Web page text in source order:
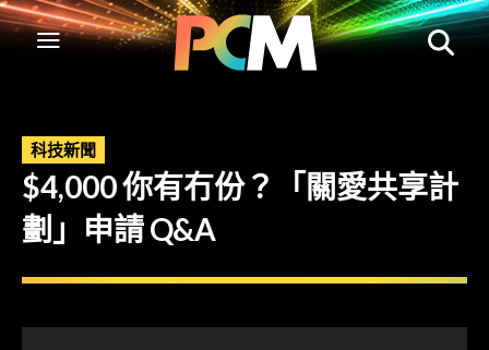
科技新聞
$4,000 你有冇份？「關愛共享計
劃」申請 Q&A